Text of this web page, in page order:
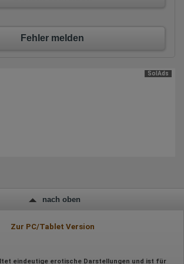
des Besuchs
a DSGVO
Fehler melden
SolAds
nach oben
Zur PC/Tablet Version
eindeutige erotische Darstellungen und ist für